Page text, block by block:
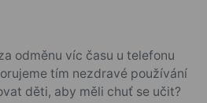
odměnu víc času u telefonu
tím nezdravé používání
děti, aby měli chuť se učit?